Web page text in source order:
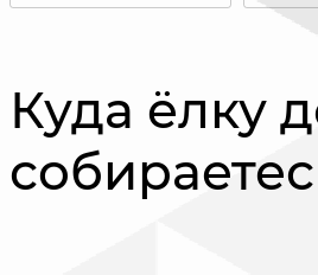
Куда ёлку